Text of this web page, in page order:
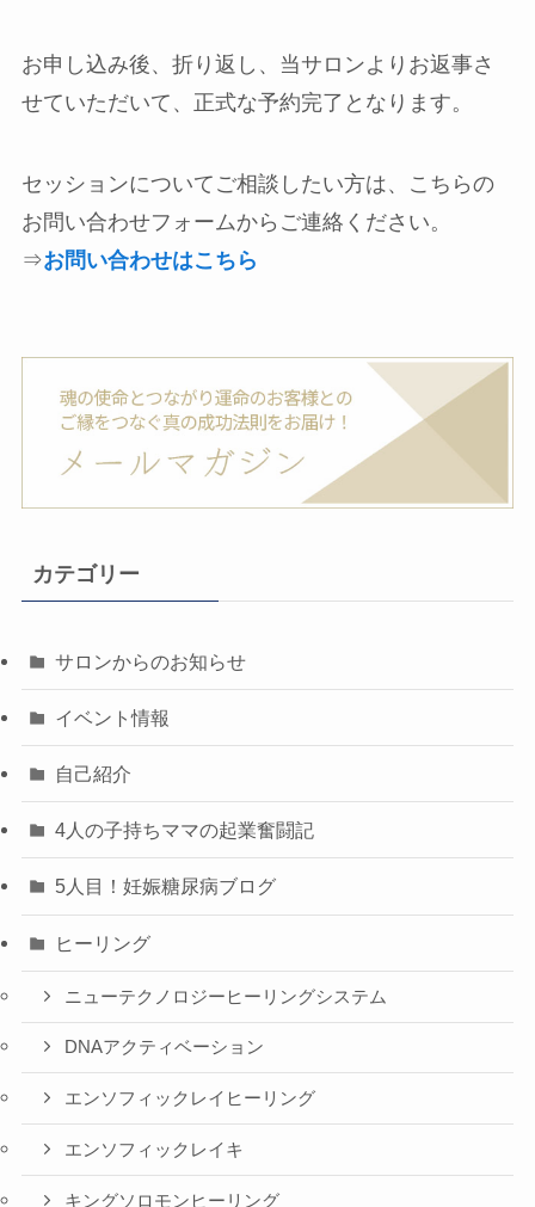
お申し込み後、折り返し、当サロンよりお返事さ
せていただいて、正式な予約完了となります。
セッションについてご相談したい方は、こちらの
お問い合わせフォームからご連絡ください。
⇒お問い合わせはこちら
カテゴリー
サロンからのお知らせ
イベント情報
自己紹介
4人の子持ちママの起業奮闘記
5人目！妊娠糖尿病ブログ
ヒーリング
ニューテクノロジーヒーリングシステム
DNAアクティベーション
エンソフィックレイヒーリング
エンソフィックレイキ
キングソロモンヒーリング